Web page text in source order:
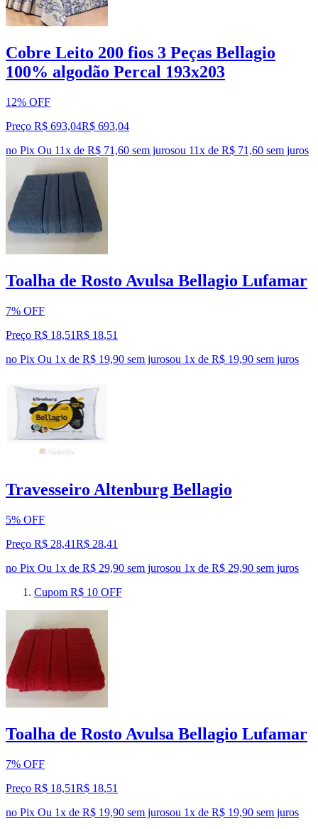
Cobre Leito 200 fios 3 Peças Bellagio
100% algodão Percal 193x203
12% OFF
Preço R$ 693,04R$ 693,04
no Pix Ou 11x de R$ 71,60 sem jurosou 11x de R$ 71,60 sem juros
Toalha de Rosto Avulsa Bellagio Lufamar
7% OFF
Preço R$ 18,51R$ 18,51
no Pix Ou 1x de R$ 19,90 sem jurosou 1x de R$ 19,90 sem juros
Travesseiro Altenburg Bellagio
5% OFF
Preço R$ 28,41R$ 28,41
no Pix Ou 1x de R$ 29,90 sem jurosou 1x de R$ 29,90 sem juros
Cupom R$ 10 OFF
Toalha de Rosto Avulsa Bellagio Lufamar
7% OFF
Preço R$ 18,51R$ 18,51
no Pix Ou 1x de R$ 19,90 sem jurosou 1x de R$ 19,90 sem juros